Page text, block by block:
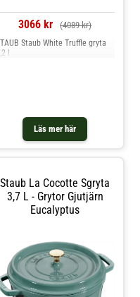
3066 kr (4089 kr)
Läs mer här
Staub White Truffle gryta
l
Staub La Cocotte Sgryta
3,7 L - Grytor Gjutjärn
Eucalyptus